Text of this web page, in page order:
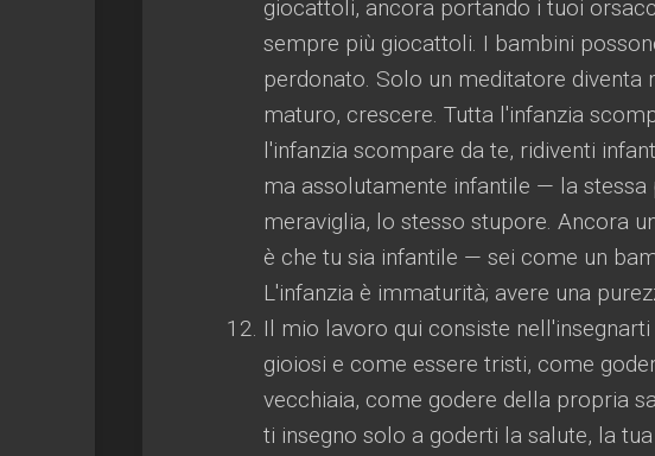
giocattoli, ancora portando i tuoi
sempre più giocattoli. I bambini
perdonato. Solo un meditatore diventa
maturo, crescere. Tutta l'infanzia
l'infanzia scompare da te, ridiventi
ma assolutamente infantile — la stessa
meraviglia, lo stesso stupore. Ancora
è che tu sia infantile — sei come un
L'infanzia è immaturità; avere una
Il mio lavoro qui consiste
gioiosi e come essere tristi, come
vecchiaia, come godere della propria
ti insegno solo a goderti la salute, la